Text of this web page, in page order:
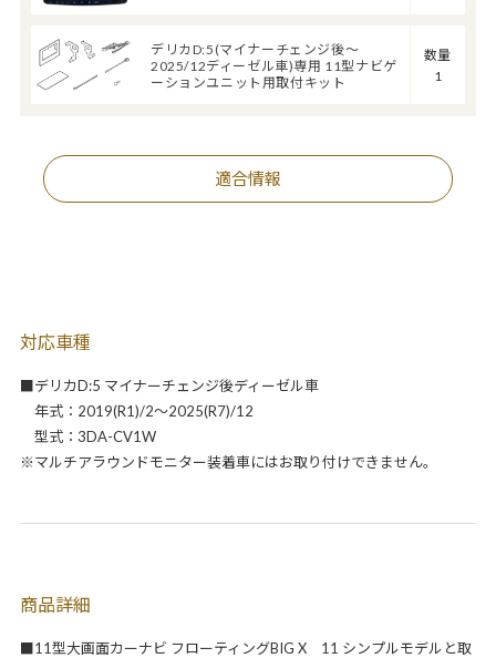
デリカD:5(マイナーチェンジ後～
2025/12ディーゼル車)専用 11型ナビゲ
ーションユニット用取付キット
数量
1
適合情報
対応車種
■デリカD:5 マイナーチェンジ後ディーゼル車
年式：2019(R1)/2～2025(R7)/12
型式：3DA-CV1W
※マルチアラウンドモニター装着車にはお取り付けできません。
商品詳細
■11型大画面カーナビ フローティングBIG X 11 シンプルモデルと取